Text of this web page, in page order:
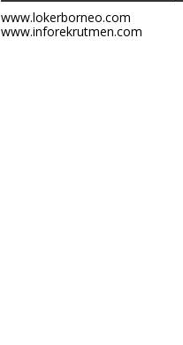
www.lokerborneo.com
www.inforekrutmen.com